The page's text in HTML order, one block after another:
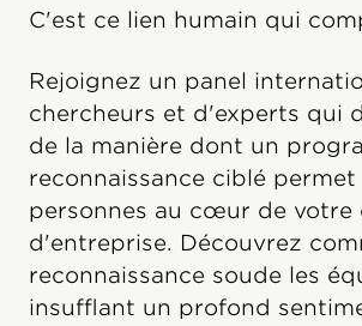
C'est ce lien humain qui
Rejoignez un panel
chercheurs et d'experts qui
de la manière dont un
reconnaissance ciblé
personnes au cœur de votre
d'entreprise. Découvrez
reconnaissance soude les
insufflant un profond